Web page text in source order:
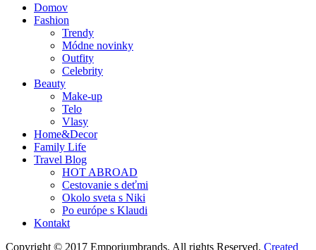
Domov
Fashion
Trendy
Módne novinky
Outfity
Celebrity
Beauty
Make-up
Telo
Vlasy
Home&Decor
Family Life
Travel Blog
HOT ABROAD
Cestovanie s deťmi
Okolo sveta s Niki
Po európe s Klaudi
Kontakt
Copyright © 2017 Emporiumbrands. All rights Reserved. Created